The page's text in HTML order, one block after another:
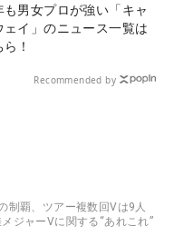
も男女プロが強い「キャ
ェイ」のニュース一覧は
！
Recommended by
制覇、ツアー複数回Vは9人
ジャーVに関する“あれこれ”